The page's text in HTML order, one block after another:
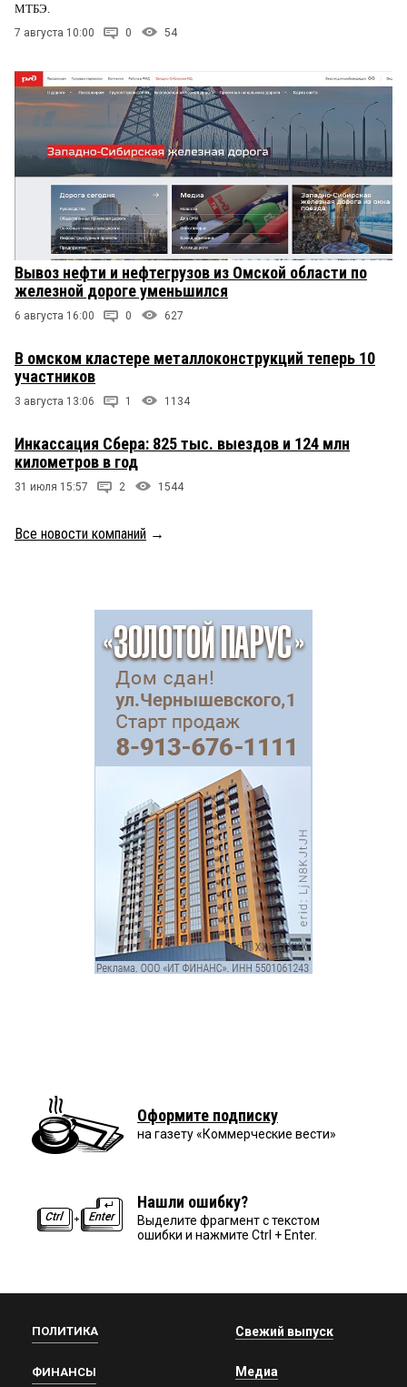
МТБЭ.
7 августа 10:00 0 54
Вывоз нефти и нефтегрузов из Омской области по
железной дороге уменьшился
6 августа 16:00 0 627
В омском кластере металлоконструкций теперь 10
участников
3 августа 13:06 1 1134
Инкассация Сбера: 825 тыс. выездов и 124 млн
километров в год
31 июля 15:57 2 1544
Все новости компаний →
Оформите подписку
на газету «Коммерческие вести»
Нашли ошибку?
Выделите фрагмент с текстом
ошибки и нажмите Ctrl + Enter.
ПОЛИТИКА
ФИНАНСЫ
Свежий выпуск
Медиа